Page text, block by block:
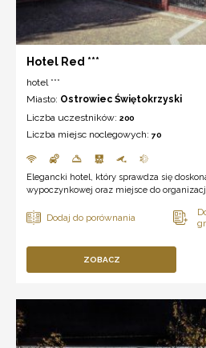
Hotel Red ***
hotel ***
Miasto: Ostrowiec Świętokrzyski
Liczba uczestników: 200
Liczba miejsc noclegowych: 70
Elegancki hotel, który sprawdza się
wypoczynkowej oraz miejsce do
ZOBACZ